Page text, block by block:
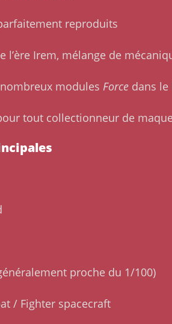
reproduits
l’ère Irem, mélange de
modules Force dans le
tout collectionneur de
proche du 1/100)
/ Fighter spacecraft